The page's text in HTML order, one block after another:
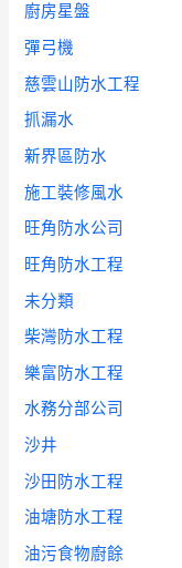
廚房星盤
彈弓機
慈雲山防水工程
抓漏水
新界區防水
施工裝修風水
旺角防水公司
旺角防水工程
未分類
柴灣防水工程
樂富防水工程
水務分部公司
沙井
沙田防水工程
油塘防水工程
油污食物廚餘